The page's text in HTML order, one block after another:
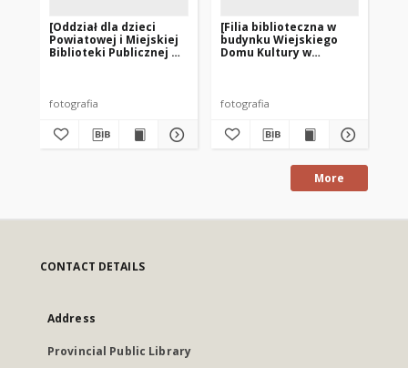
[Oddział dla dzieci
Powiatowej i Miejskiej
Biblioteki Publicznej w
fotografia
[Filia biblioteczna w
budynku Wiejskiego
Domu Kultury w
fotografia
More
CONTACT DETAILS
Address
Provincial Public Library